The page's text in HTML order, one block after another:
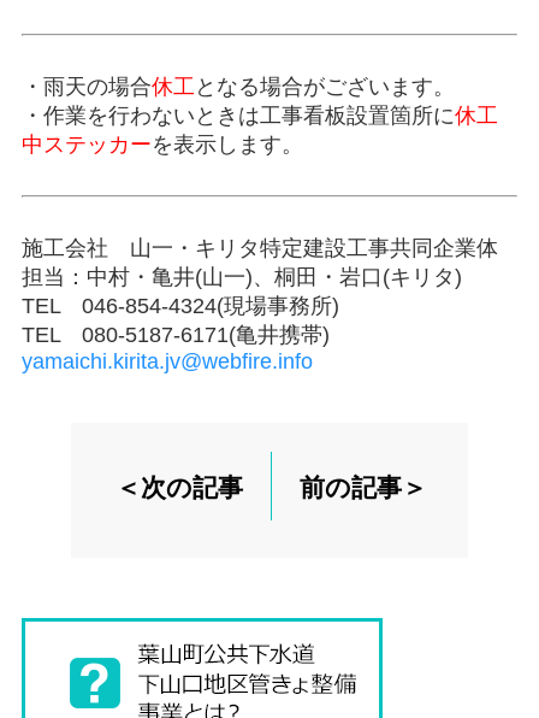
・雨天の場合休工 となる場合がございます。
・作業を行わないときは工事看板設置箇所に休工
中ステッカーを表示します。
施工会社 山一・キリタ特定建設工事共同企業体
担当：中村・亀井(山一)、桐田・岩口(キリタ)
TEL 046-854-4324(現場事務所)
TEL 080-5187-6171(亀井携帯)
yamaichi.kirita.jv@webfire.info
＜次の記事 前の記事＞